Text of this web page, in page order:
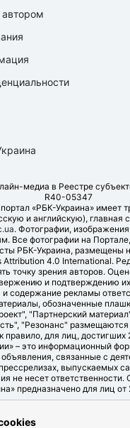
медиа в Реестре
R40-05347
«РБК-Украина» имеет
и английскую), главная
. Фотографии,
Все фотографии на
РБК-Украина, размещены
Attribution 4.0 International.
точку зрения авторов.
и подтверждению
и содержание рекламы
обозначенные
"Партнерский
"Резонанс"
правило, для лиц, достигших
– это информационный
связанные с
выпускаемых
не несет
предназначено для лиц от
© LLC "UBT MEDIA", 2006-